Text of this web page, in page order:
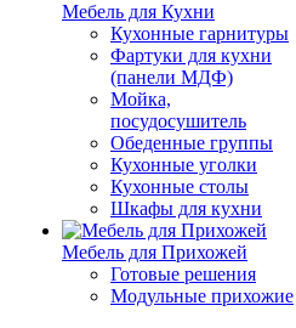
Мебель для Кухни
Кухонные гарнитуры
Фартуки для кухни
(панели МДФ)
Мойка,
посудосушитель
Обеденные группы
Кухонные уголки
Кухонные столы
Шкафы для кухни
Мебель для Прихожей
Готовые решения
Модульные прихожие